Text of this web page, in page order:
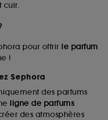
cuir.
pour offrir le parfum
!
Sephora
des parfums
ligne de parfums
des atmosphères